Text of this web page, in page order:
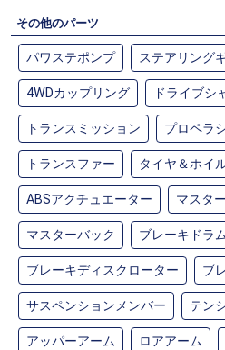
その他のパーツ
パワステポンプ ステアリング
4WDカップリング ドライブシ
トランスミッション プロペラ
トランスファー タイヤ＆ホイ
ABSアクチュエーター マスタ
マスターバック ブレーキドラ
ブレーキディスクローター ブ
サスペンションメンバー テン
アッパーアーム ロアアーム